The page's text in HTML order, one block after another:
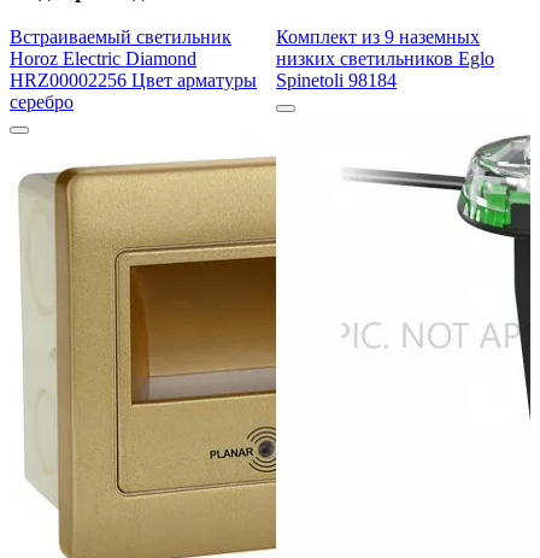
Встраиваемый светильник
Horoz Electric Diamond
HRZ00002256 Цвет арматуры
серебро
Комплект из 9 наземных
низких светильников Eglo
Spinetoli 98184